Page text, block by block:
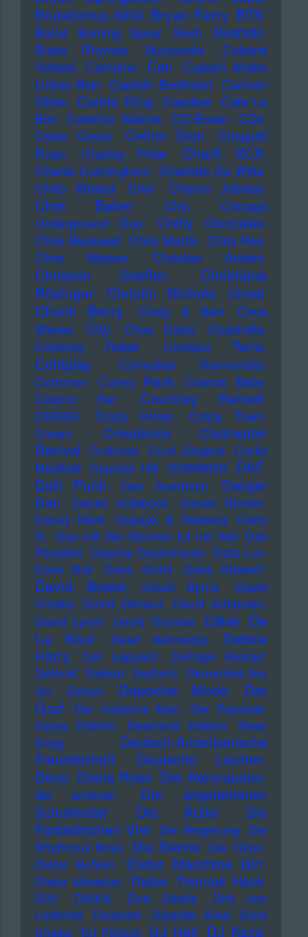
Brutalismus 3000 Bryan Ferry BTS
Burial Burning Spear Bush Bushido
Busta Rhymes Buzzcocks
Cabaret
Voltaire Campino Can
Captain Ahabs
Linkes Bein Captain Beefheart Carmen
Villain Carole King Cassiber Cate Le
Bon
Caterina Valente CD-Boxen
CDs
Ceelo Green
Celine Dion
Chappell
Roan
Charley Pride Charli XCX
Charlie Cunningham Charlotte De Witte
Cheb Khaled
Cher Cherno Jobatey
Chet Baker Chic
Chicago
Underground Duo
Chilly Gonzales
Chris Blackwell Chris Martin Chris Rea
Chris Watson
Christian Anders
Christian Steiffen
Christiane
Rösinger
Christin Nichols Christl
Chuck Berry Cindy & Bert
Circa
Waves
City Clive Davis
Coachella
Cockney Rebel
Cocteau Twins
Coldplay
Comedian Harmonists
Common
Conny Plank
Cosmic Baby
Cosmic Ear
Courtney Barnett
CRASS Crazy Horse Crazy Town
Cream
Creedence Clearwater
Revival
Crutches Curd Jürgens Curtis
Mayfield Cypress Hill D3SM6ND DAF
Daft Punk Dan Auerbach
Danger
Dan
Daniel Küblböck
Daniel Richter
Danny Mark
Dapayk & Padberg
Dario
G. Das mit den Blumen tut mir leid Das
Paradies Dascha Dauenhauer Data Luv
Dave Ball
Dave Grohl Dave Stewart
David Bowie David Byrne
David
Crosby David Gilmour David Johansen
David Lynch David Thomas Dälek De
La Soul
Dead Kennedys
Debbie
Harry
Def Leppard
Defrage Reload
Defunkt Dekker Delfonic Demented Are
Go
Denyo Depeche Mode
Der
Graf
Der moderne Man
Der Popolski
Derya Yildirim
Desmond Dekker
Deso
Dogg
Deutsch-Amerikanische
Freundschaft
Deutsche Laichen
Devo Diana Ross Die Aeronauten
die anderen
Die angefahrenen
Schulkinder
Die Ärzte
Die
Fantastischen Vier Die Regierung Die
Rhythmus Boys Die Sterne Die Türen
Dieter Bohlen
Dieter Maschine Birr
Dieter Moebius Dieter Thomas Heck
DiIV DIKKA Dire Straits
Dirk von
Lowtzow
Disarstar Disaster Area
Dixie
Chicks DJ Fetisch DJ Hell DJ Koze